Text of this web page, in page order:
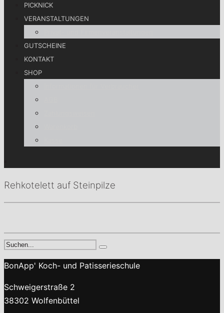
PICKNICK
VERANSTALTUNGEN
GUTSCHEINE
KONTAKT
SHOP
Rehkotelett auf Steinpilze
BonApp' Koch- und Patisserieschule
Schweigerstraße 2
38302 Wolfenbüttel